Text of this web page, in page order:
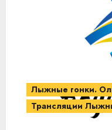
Лыжные гонки.
Трансляции